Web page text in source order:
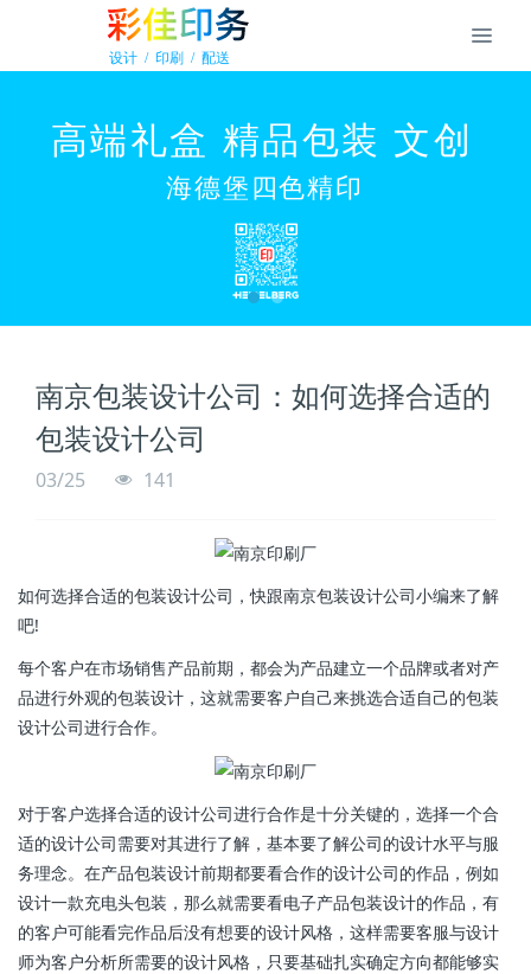
南京包装设计公司：如何选择合适的
包装设计公司
03/25 141
如何选择合适的包装设计公司，快跟南京包装设计公司小编来了解
吧!
每个客户在市场销售产品前期，都会为产品建立一个品牌或者对产
品进行外观的包装设计，这就需要客户自己来挑选合适自己的包装
设计公司进行合作。
对于客户选择合适的设计公司进行合作是十分关键的，选择一个合
适的设计公司需要对其进行了解，基本要了解公司的设计水平与服
务理念。在产品包装设计前期都要看合作的设计公司的作品，例如
设计一款充电头包装，那么就需要看电子产品包装设计的作品，有
的客户可能看完作品后没有想要的设计风格，这样需要客服与设计
师为客户分析所需要的设计风格，只要基础扎实确定方向都能够实